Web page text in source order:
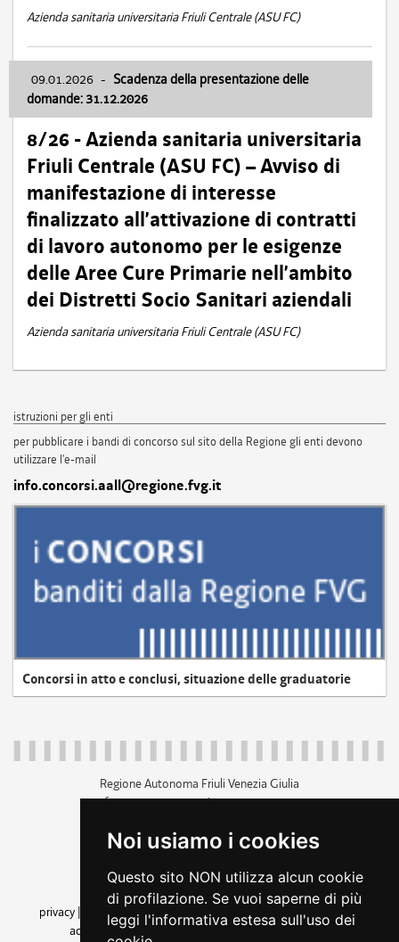
Noi usiamo i cookies
Questo sito NON utilizza alcun cookie
di profilazione. Se vuoi saperne di più
leggi l'informativa estesa sull'uso dei
Azienda sanitaria universitaria Friuli Centrale (ASU FC)
09.01.2026 - Scadenza della presentazione delle
domande: 31.12.2026
8/26 - Azienda sanitaria universitaria
Friuli Centrale (ASU FC) – Avviso di
manifestazione di interesse
finalizzato all’attivazione di contratti
di lavoro autonomo per le esigenze
delle Aree Cure Primarie nell’ambito
dei Distretti Socio Sanitari aziendali
Azienda sanitaria universitaria Friuli Centrale (ASU FC)
istruzioni per gli enti
per pubblicare i bandi di concorso sul sito della Regione gli enti devono
utilizzare l'e-mail
info.concorsi.aall@regione.fvg.it
Concorsi in atto e conclusi, situazione delle graduatorie
Regione Autonoma Friuli Venezia Giulia
c.f. 80014930327; p.iva 00526040324
+39 040 3771111
amministrazione trasparente
privacy
cookie |note legali accessibilità
dichiarazione di
accessibilità| feedback cambio preferenze cookie